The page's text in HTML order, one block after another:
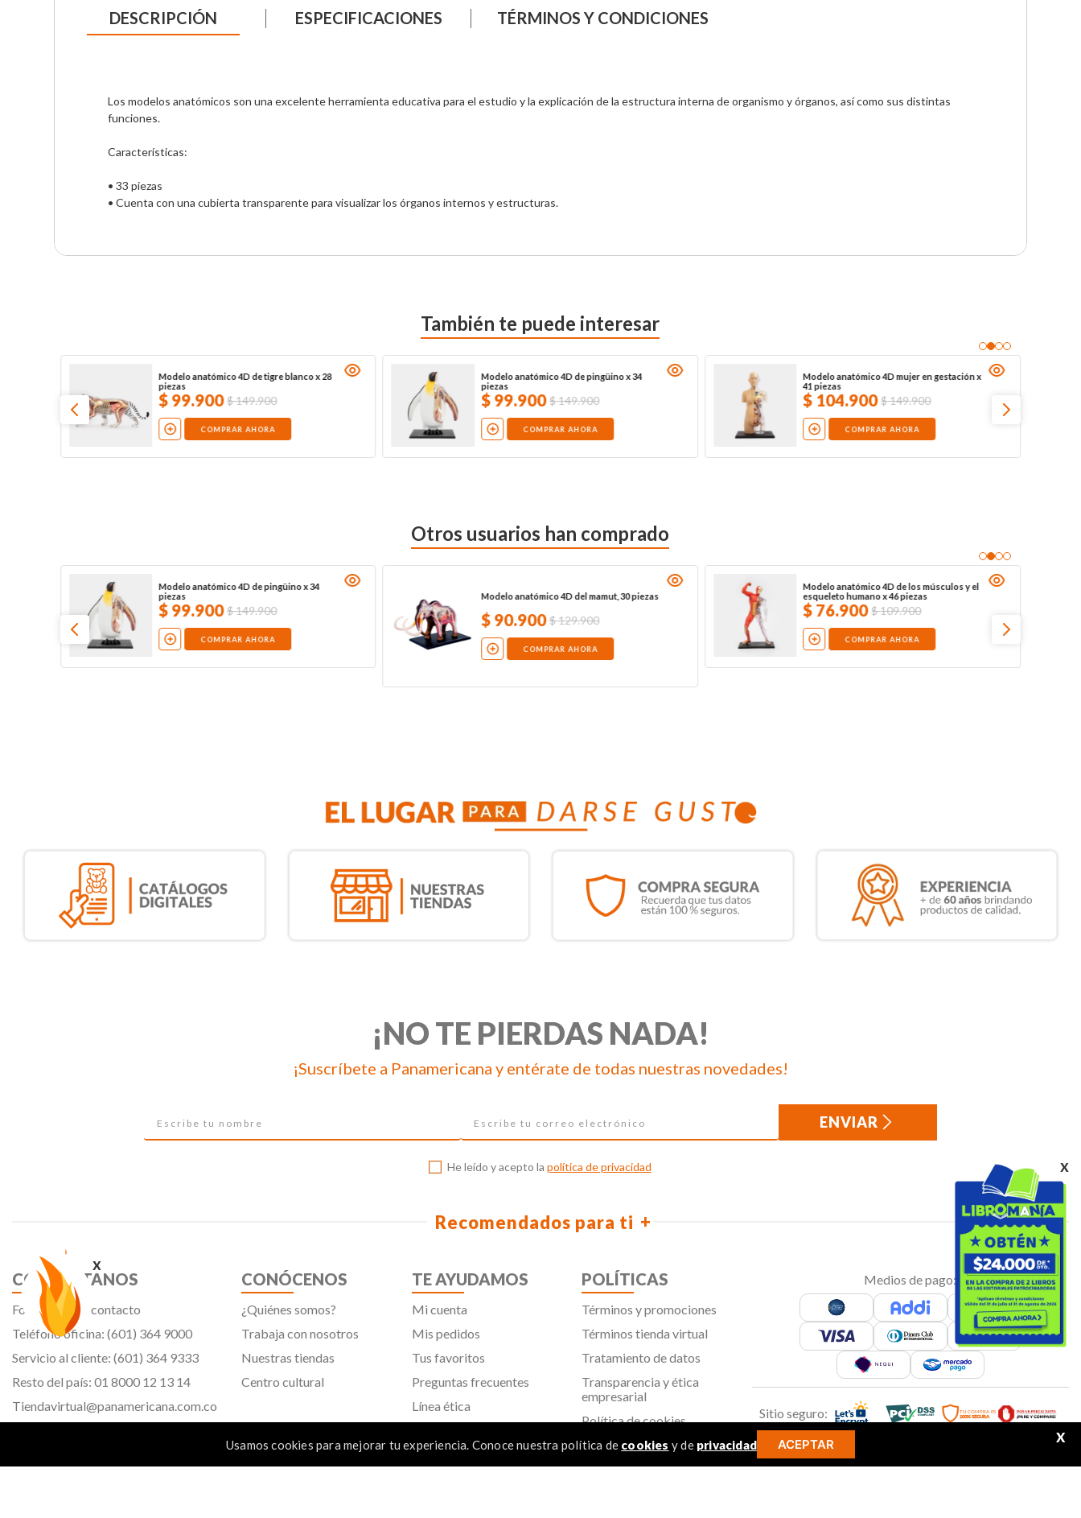
x
x
Usamos cookies para mejorar tu experiencia. Conoce nuestra política de cookies y de privacidad ACEPTAR X
DESCRIPCIÓN ESPECIFICACIONES TÉRMINOS Y CONDICIONES
Los modelos anatómicos son una excelente herramienta educativa para el estudio y la explicación de la estructura interna de organismo y órganos, así como sus distintas
funciones.
Características:
• 33 piezas
• Cuenta con una cubierta transparente para visualizar los órganos internos y estructuras.
También te puede interesar
Modelo anatómico 4D de tigre blanco x 28
piezas
$ 99.900 $149.900
COMPRAR AHORA
Modelo anatómico 4D de pingüino x 34
piezas
$ 99.900 $149.900
COMPRAR AHORA
Modelo anatómico 4D mujer en gestación x
41 piezas
$ 104.900 $149.900
COMPRAR AHORA
Otros usuarios han comprado
Modelo anatómico 4D de pingüino x 34
piezas
$ 99.900 $149.900
COMPRAR AHORA
Modelo anatómico 4D del mamut, 30 piezas
$ 90.900 $129.900
COMPRAR AHORA
Modelo anatómico 4D de los músculos y el
esqueleto humano x 46 piezas
$ 76.900 $109.900
COMPRAR AHORA
¡NO TE PIERDAS NADA!
¡Suscríbete a Panamericana y entérate de todas nuestras novedades!
ENVIAR
He leído y acepto la política de privacidad
Recomendados para ti
CONTÁCTANOS
Formulario de contacto
Teléfono oficina: (601) 364 9000
Servicio al cliente: (601) 364 9333
Resto del país: 01 8000 12 13 14
Tiendavirtual@panamericana.com.co
CONÓCENOS
¿Quiénes somos?
Trabaja con nosotros
Nuestras tiendas
Centro cultural
TE AYUDAMOS
Mi cuenta
Mis pedidos
Tus favoritos
Preguntas frecuentes
Línea ética
POLÍTICAS
Términos y promociones
Términos tienda virtual
Tratamiento de datos
Transparencia y ética
empresarial
Política de cookies
Aviso de privacidad
SIC
Medios de pago:
Sitio seguro: